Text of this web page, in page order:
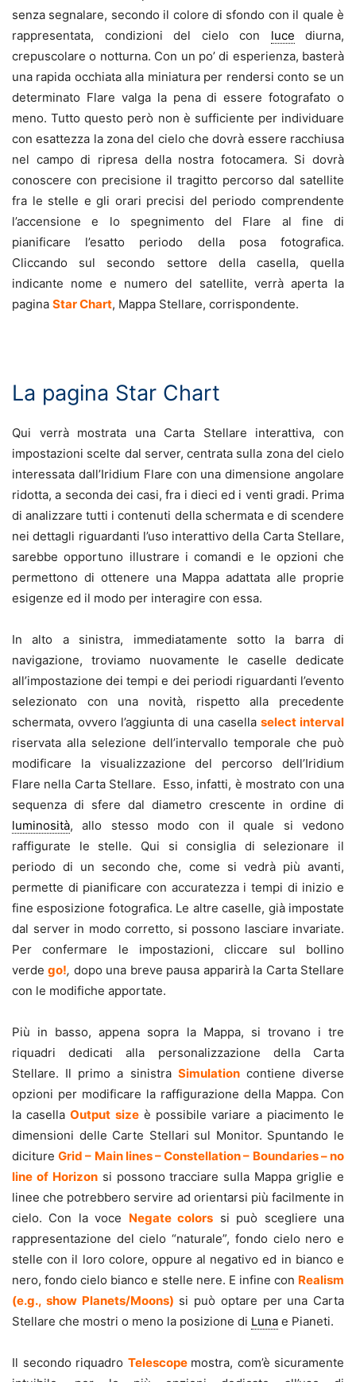
senza segnalare, secondo il colore di sfondo con il quale è
rappresentata, condizioni del cielo con luce diurna,
crepuscolare o notturna. Con un po’ di esperienza, basterà
una rapida occhiata alla miniatura per rendersi conto se un
determinato Flare valga la pena di essere fotografato o
meno. Tutto questo però non è sufficiente per individuare
con esattezza la zona del cielo che dovrà essere racchiusa
nel campo di ripresa della nostra fotocamera. Si dovrà
conoscere con precisione il tragitto percorso dal satellite
fra le stelle e gli orari precisi del periodo comprendente
l’accensione e lo spegnimento del Flare al fine di
pianificare l’esatto periodo della posa fotografica.
Cliccando sul secondo settore della casella, quella
indicante nome e numero del satellite, verrà aperta la
pagina Star Chart, Mappa Stellare, corrispondente.
La pagina Star Chart
Qui verrà mostrata una Carta Stellare interattiva, con
impostazioni scelte dal server, centrata sulla zona del cielo
interessata dall’Iridium Flare con una dimensione angolare
ridotta, a seconda dei casi, fra i dieci ed i venti gradi. Prima
di analizzare tutti i contenuti della schermata e di scendere
nei dettagli riguardanti l’uso interattivo della Carta Stellare,
sarebbe opportuno illustrare i comandi e le opzioni che
permettono di ottenere una Mappa adattata alle proprie
esigenze ed il modo per interagire con essa.
In alto a sinistra, immediatamente sotto la barra di
navigazione, troviamo nuovamente le caselle dedicate
all’impostazione dei tempi e dei periodi riguardanti l’evento
selezionato con una novità, rispetto alla precedente
schermata, ovvero l’aggiunta di una casella select interval
riservata alla selezione dell’intervallo temporale che può
modificare la visualizzazione del percorso dell’Iridium
Flare nella Carta Stellare. Esso, infatti, è mostrato con una
sequenza di sfere dal diametro crescente in ordine di
luminosità, allo stesso modo con il quale si vedono
raffigurate le stelle. Qui si consiglia di selezionare il
periodo di un secondo che, come si vedrà più avanti,
permette di pianificare con accuratezza i tempi di inizio e
fine esposizione fotografica. Le altre caselle, già impostate
dal server in modo corretto, si possono lasciare invariate.
Per confermare le impostazioni, cliccare sul bollino
verdego!, dopo una breve pausa apparirà la Carta Stellare
con le modifiche apportate.
Più in basso, appena sopra la Mappa, si trovano i tre
riquadri dedicati alla personalizzazione della Carta
Stellare. Il primo a sinistra Simulationcontiene diverse
opzioni per modificare la raffigurazione della Mappa. Con
la casellaOutput sizeè possibile variare a piacimento le
dimensioni delle Carte Stellari sul Monitor. Spuntando le
dicitureGrid – Main lines – Constellation – Boundaries – no
line of Horizonsi possono tracciare sulla Mappa griglie e
linee che potrebbero servire ad orientarsi più facilmente in
cielo. Con la voce Negate colors si può scegliere una
rappresentazione del cielo “naturale”, fondo cielo nero e
stelle con il loro colore, oppure al negativo ed in bianco e
nero, fondo cielo bianco e stelle nere. E infine con Realism
(e.g., show Planets/Moons) si può optare per una Carta
Stellare che mostri o meno la posizione di Luna e Pianeti.
Il secondo riquadro Telescope mostra, com’è sicuramente